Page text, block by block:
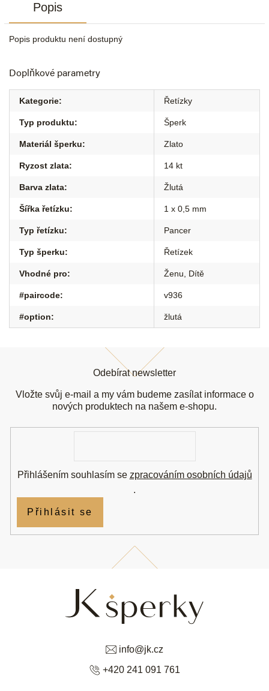
Popis
Popis produktu není dostupný
Doplňkové parametry
Kategorie: Řetízky
Typ produktu: Šperk
Materiál šperku: Zlato
Ryzost zlata: 14 kt
Barva zlata: Žlutá
Šířka řetízku: 1 x 0,5 mm
Typ řetízku: Pancer
Typ šperku: Řetízek
Vhodné pro: Ženu Dítě
#paircode: v936
#option: žlutá
info@jk.cz
+420 241 091 761
Odebírat newsletter
Vložte svůj e-mail a my vám budeme zasílat informace o
nových produktech na našem e-shopu.
Přihlášením souhlasím se zpracováním osobních údajů
.
Přihlásit se